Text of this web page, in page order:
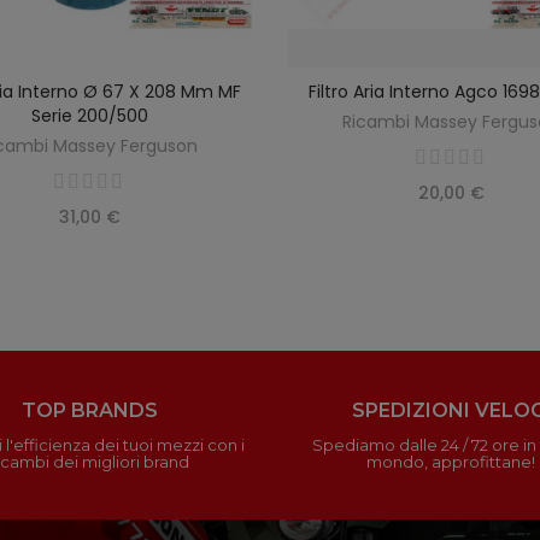
SCOPRIRE
Interno Ø 67 X 208 Mm MF
Serie 200/500
Massey Ferguson
31,00 €
AGGIUNGI AL
Filtro Aria Interno Agco
Ricambi Massey
20,00 €
TOP BRANDS
l'efficienza dei tuoi mezzi con i
dei migliori brand
SPEDIZIONI
Spediamo dalle 24 / 72 ore
mondo, approfittane!